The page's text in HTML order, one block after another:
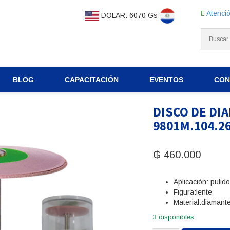
DOLAR: 6070 Gs
BLOG CAPACITACIÓN EVENTOS
DISCO DE
₲ 460.000
Aplicación:
Figura:lente
3 disponibles